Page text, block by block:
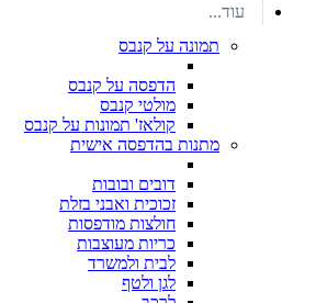
עוד...
תמונה על קנבס
הדפסה על קנבס
מולטי קנבס
קולאז' תמונות על קנבס
מתנות בהדפסה אישית
דובים ובובות
זכוכית ואבני בזלת
חולצות מודפסות
כריות מעוצבות
לבית ולמשרד
לגן ולטף